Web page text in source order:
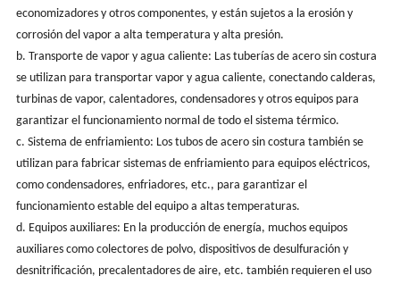
economizadores y otros componentes, y están sujetos a la erosión y
corrosión del vapor a alta temperatura y alta presión.
b. Transporte de vapor y agua caliente: Las tuberías de acero sin costura
se utilizan para transportar vapor y agua caliente, conectando calderas,
turbinas de vapor, calentadores, condensadores y otros equipos para
garantizar el funcionamiento normal de todo el sistema térmico.
c. Sistema de enfriamiento: Los tubos de acero sin costura también se
utilizan para fabricar sistemas de enfriamiento para equipos eléctricos,
como condensadores, enfriadores, etc., para garantizar el
funcionamiento estable del equipo a altas temperaturas.
d. Equipos auxiliares: En la producción de energía, muchos equipos
auxiliares como colectores de polvo, dispositivos de desulfuración y
desnitrificación, precalentadores de aire, etc. también requieren el uso